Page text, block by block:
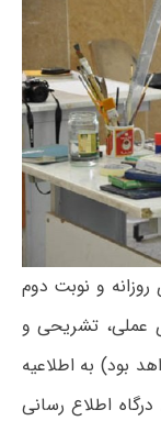
و نوبت دوم
عملی، تشریحی و
بود) به اطلاعیه‌
۹۹/۰۶/۳۱ از طریق درگاه اطلاع رسانی